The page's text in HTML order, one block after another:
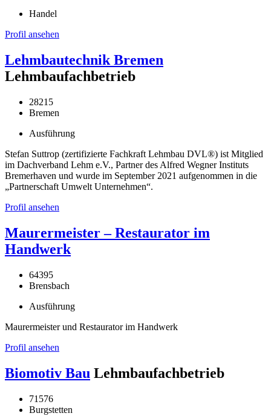
Handel
Profil ansehen
Lehmbautechnik Bremen
Lehmbaufachbetrieb
28215
Bremen
Ausführung
Stefan Suttrop (zertifizierte Fachkraft Lehmbau DVL®) ist Mitglied
im Dachverband Lehm e.V., Partner des Alfred Wegner Instituts
Bremerhaven und wurde im September 2021 aufgenommen in die
„Partnerschaft Umwelt Unternehmen“.
Profil ansehen
Maurermeister – Restaurator im
Handwerk
64395
Brensbach
Ausführung
Maurermeister und Restaurator im Handwerk
Profil ansehen
Biomotiv Bau Lehmbaufachbetrieb
71576
Burgstetten